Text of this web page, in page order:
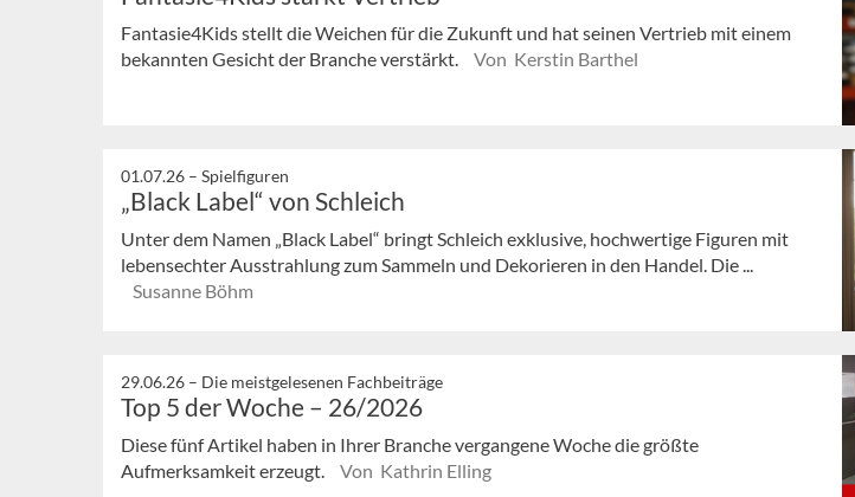
Fantasie4Kids stellt die Weichen für die Zukunft und hat seinen Vertrieb mit einem
bekannten Gesicht der Branche verstärkt.
Von Kerstin Barthel
01.07.26 – Spielfiguren
„Black Label“ von Schleich
Unter dem Namen „Black Label“ bringt Schleich exklusive, hochwertige Figuren mit
lebensechter Ausstrahlung zum Sammeln und Dekorieren in den Handel. Die ...
Susanne Böhm
29.06.26 – Die meistgelesenen Fachbeiträge
Top 5 der Woche – 26/2026
Diese fünf Artikel haben in Ihrer Branche vergangene Woche die größte
Aufmerksamkeit erzeugt.
Von Kathrin Elling